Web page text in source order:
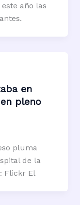
año las
en
pleno
pluma
de la
Flickr El